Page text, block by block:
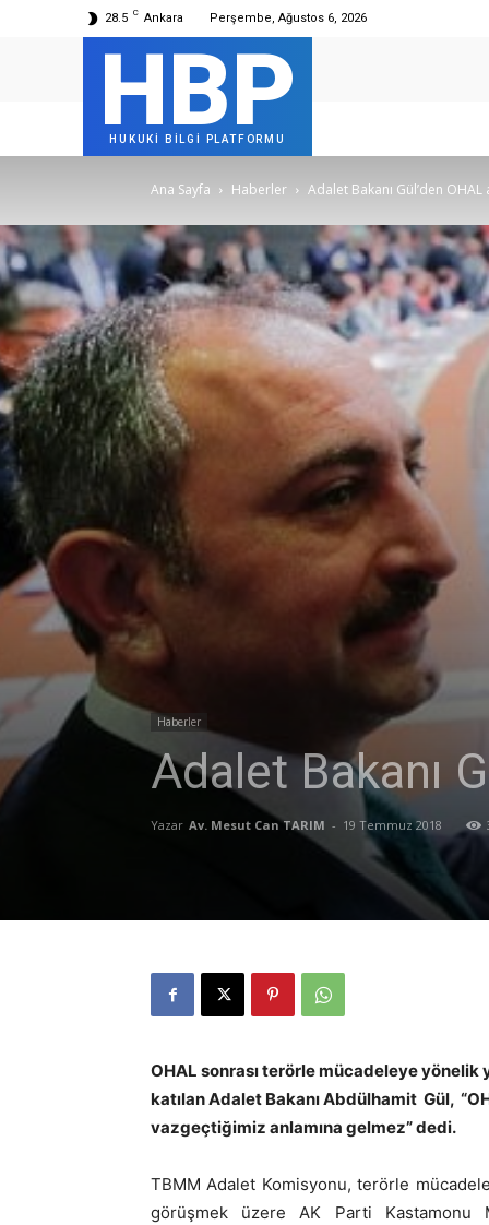
28.5 C Ankara Perşembe, Ağustos 6, 2026
HBP
HUKUKİ BİLGİ PLATFORMU
Ana Sayfa Haberler Adalet Bakanı Gül’den OHAL
Haberler
Adalet Bakanı
Yazar Av. Mesut Can TARIM - 19 Temmuz 2018
OHAL sonrası terörle mücadeleye
katılan Adalet BakanıAbdülhamit Gül,
vazgeçtiğimiz anlamına gelmez” dedi.
TBMM Adalet Komisyonu, terörle
görüşmek üzere AK Parti Kastamonu